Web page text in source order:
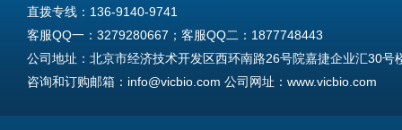
直拨专线：136-9140-9741
客服QQ一：3279280667；客服QQ二：1877748443
公司地址：北京市经济技术开发区西环南路26号院嘉捷企业汇30号
咨询和订购邮箱：info@vicbio.com 公司网址：www.vicbio.com